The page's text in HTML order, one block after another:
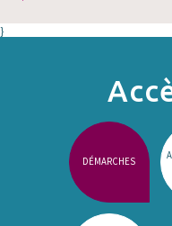
}
DÉMARCHES